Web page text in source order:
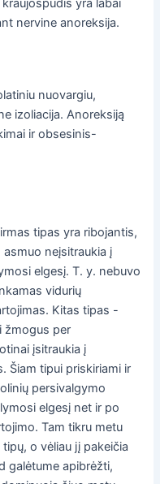
yra labai
nervine anoreksija.
nuovargiu,
izoliacija. Anoreksiją
ir obsesinis-
tipas yra ribojantis,
neįsitraukia į
elgesį. T. y. nebuvo
vidurių
Kitas tipas -
žmogus per
įsitraukia į
Šiam tipui priskiriami ir
persivalgymo
elgesį net ir po
Tam tikru metu
o vėliau jį pakeičia
galėtume apibrėžti,